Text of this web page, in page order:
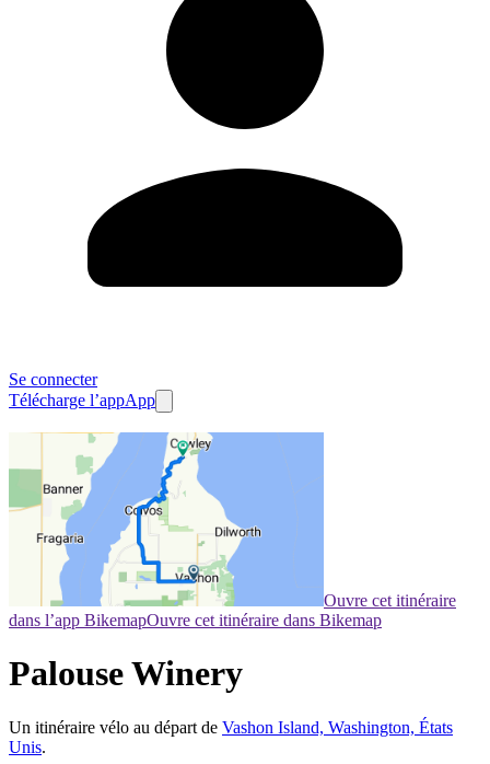
Se connecter
Télécharge l’appApp
Ouvre cet itinéraire
dans l’app BikemapOuvre cet itinéraire dans Bikemap
Palouse Winery
Un itinéraire vélo au départ de Vashon Island, Washington, États
Unis.